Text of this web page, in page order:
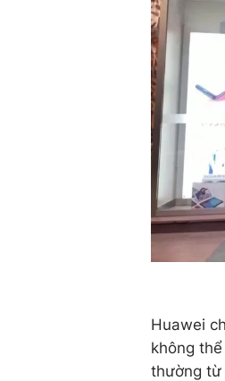
Huawei
không
thường từ